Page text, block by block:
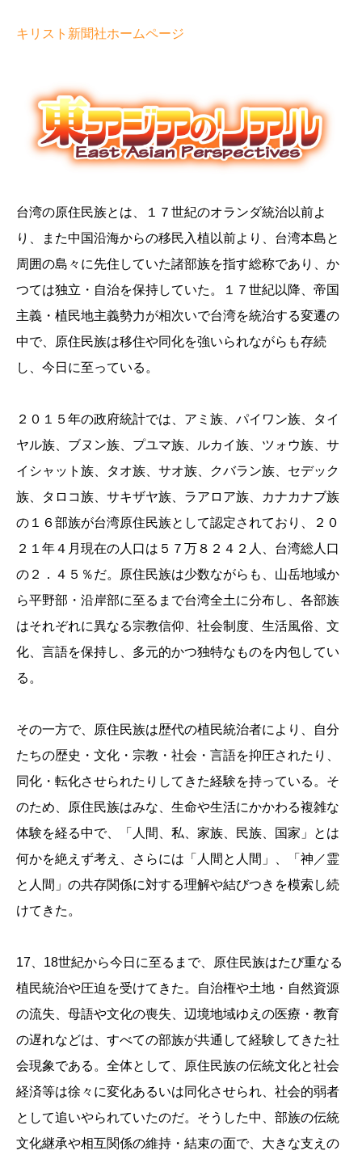
キリスト新聞社ホームページ
台湾の原住民族とは、１７世紀のオランダ統治以前よ
り、また中国沿海からの移民入植以前より、台湾本島と
周囲の島々に先住していた諸部族を指す総称であり、か
つては独立・自治を保持していた。１７世紀以降、帝国
主義・植民地主義勢力が相次いで台湾を統治する変遷の
中で、原住民族は移住や同化を強いられながらも存続
し、今日に至っている。
２０１５年の政府統計では、アミ族、パイワン族、タイ
ヤル族、ブヌン族、プユマ族、ルカイ族、ツォウ族、サ
イシャット族、タオ族、サオ族、クバラン族、セデック
族、タロコ族、サキザヤ族、ラアロア族、カナカナブ族
の１６部族が台湾原住民族として認定されており、２０
２１年４月現在の人口は５７万８２４２人、台湾総人口
の２．４５％だ。原住民族は少数ながらも、山岳地域か
ら平野部・沿岸部に至るまで台湾全土に分布し、各部族
はそれぞれに異なる宗教信仰、社会制度、生活風俗、文
化、言語を保持し、多元的かつ独特なものを内包してい
る。
その一方で、原住民族は歴代の植民統治者により、自分
たちの歴史・文化・宗教・社会・言語を抑圧されたり、
同化・転化させられたりしてきた経験を持っている。そ
のため、原住民族はみな、生命や生活にかかわる複雑な
体験を経る中で、「人間、私、家族、民族、国家」とは
何かを絶えず考え、さらには「人間と人間」、「神／霊
と人間」の共存関係に対する理解や結びつきを模索し続
けてきた。
17、18世紀から今日に至るまで、原住民族はたび重なる
植民統治や圧迫を受けてきた。自治権や土地・自然資源
の流失、母語や文化の喪失、辺境地域ゆえの医療・教育
の遅れなどは、すべての部族が共通して経験してきた社
会現象である。全体として、原住民族の伝統文化と社会
経済等は徐々に変化あるいは同化させられ、社会的弱者
として追いやられていたのだ。そうした中、部族の伝統
文化継承や相互関係の維持・結束の面で、大きな支えの